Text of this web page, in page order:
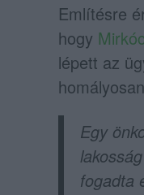
Említésre
hogy
lépett az
Egy
fogadta